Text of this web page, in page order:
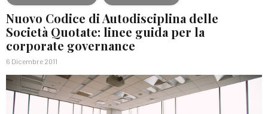
Nuovo Codice di Autodisciplina delle
Società Quotate: linee guida per la
corporate governance
6 Dicembre 2011